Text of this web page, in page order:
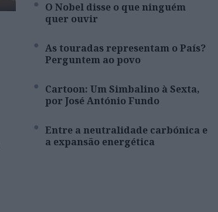
O Nobel disse o que ninguém
quer ouvir
As touradas representam o País?
Perguntem ao povo
Cartoon: Um Simbalino à Sexta,
por José António Fundo
Entre a neutralidade carbónica e
a expansão energética